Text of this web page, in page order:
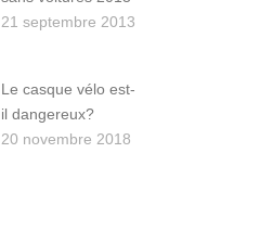
21 septembre 2013
Le casque vélo est-
il dangereux?
20 novembre 2018